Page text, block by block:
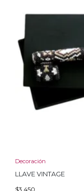
Decoración
LLAVE VINTAGE
$3,450